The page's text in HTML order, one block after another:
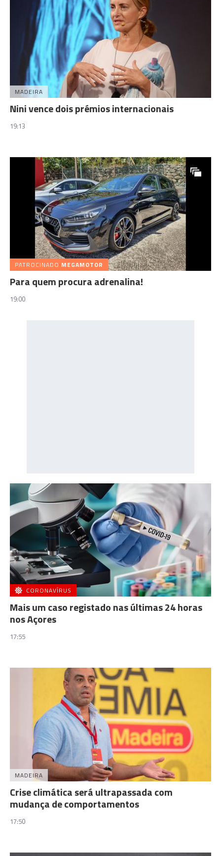
MADEIRA
Nini vence dois prémios internacionais
19:13
PATROCINADO MEGAMOTOR
Para quem procura adrenalina!
19:00
CORONAVÍRUS
Mais um caso registado nas últimas 24 horas
nos Açores
17:55
MADEIRA
Crise climática será ultrapassada com
mudança de comportamentos
17:50